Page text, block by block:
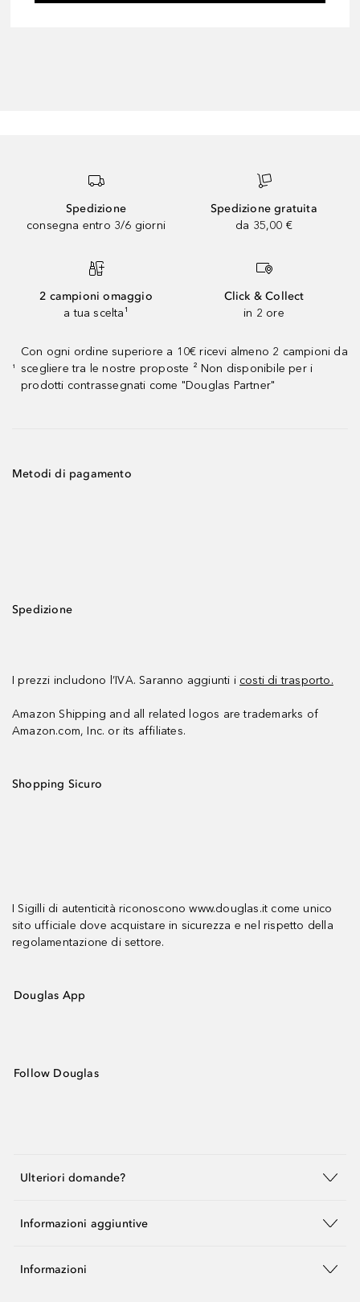
Spedizione
consegna entro 3/6 giorni
Spedizione gratuita
da 35,00 €
2 campioni omaggio
a tua scelta¹
Click & Collect
in 2 ore
¹
Con ogni ordine superiore a 10€ ricevi almeno 2 campioni da
scegliere tra le nostre proposte ² Non disponibile per i
prodotti contrassegnati come "Douglas Partner"
Metodi di pagamento
Spedizione
I prezzi includono l’IVA. Saranno aggiunti i costi di trasporto.
Amazon Shipping and all related logos are trademarks of
Amazon.com, Inc. or its affiliates.
Shopping Sicuro
I Sigilli di autenticità riconoscono www.douglas.it come unico
sito ufficiale dove acquistare in sicurezza e nel rispetto della
regolamentazione di settore.
Douglas App
Follow Douglas
Ulteriori domande?
Informazioni aggiuntive
Informazioni